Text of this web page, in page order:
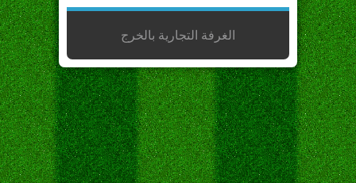
الغرفة التجارية بالخرج